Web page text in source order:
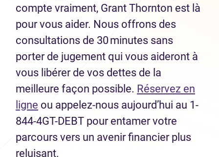
compte vraiment, Grant Thornton est là
pour vous aider. Nous offrons des
consultations de 30 minutes sans
porter de jugement qui vous aideront à
vous libérer de vos dettes de la
meilleure façon possible. Réservez en
ligne ou appelez-nous aujourd’hui au 1-
844-4GT-DEBT pour entamer votre
parcours vers un avenir financier plus
reluisant.